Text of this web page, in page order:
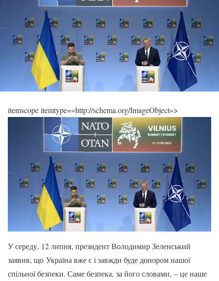
itemscope itemtype=»http://schema.org/ImageObject»>
У середу, 12 липня, президент Володимир Зеленський
заявив, що Україна вже є і завжди буде донором нашої
спільної безпеки. Саме безпека, за його словами, – це наше